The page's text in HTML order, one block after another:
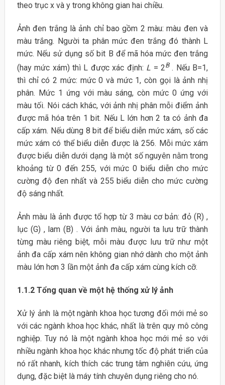
theo trục x và y trong không gian hai chiều.
Ảnh đen trắng là ảnh chỉ bao gồm 2 màu: màu đen và
màu trắng. Người ta phân mức đen trắng đó thành L
mức. Nếu sử dụng số bit B để mã hóa mức đen trắng
(hay mức xám) thì L được xác định: L = 2B. Nếu B=1,
thì chỉ có 2 mức: mức 0 và mức 1, còn gọi là ảnh nhị
phân. Mức 1 ứng với màu sáng, còn mức 0 ứng với
màu tối. Nói cách khác, với ảnh nhị phân mỗi điểm ảnh
được mã hóa trên 1 bit. Nếu L lớn hơn 2 ta có ảnh đa
cấp xám. Nếu dùng 8 bit để biểu diễn mức xám, số các
mức xám có thể biểu diễn được là 256. Mỗi mức xám
được biểu diễn dưới dạng là một số nguyên nằm trong
khoảng từ 0 đến 255, với mức 0 biểu diễn cho mức
cường độ đen nhất và 255 biểu diễn cho mức cường
độ sáng nhất.
Ảnh màu là ảnh được tổ hợp từ 3 màu cơ bản: đỏ (R) ,
lục (G) , lam (B) . Với ảnh màu, người ta lưu trữ thành
từng màu riêng biệt, mỗi màu được lưu trữ như một
ảnh đa cấp xám nên không gian nhớ dành cho một ảnh
màu lớn hơn 3 lần một ảnh đa cấp xám cùng kích cỡ.
1.1.2 Tổng quan về một hệ thống xử lý ảnh
Xử lý ảnh là một ngành khoa học tương đối mới mẻ so
với các ngành khoa học khác, nhất là trên quy mô công
nghiệp. Tuy nó là một ngành khoa học mới mẻ so với
nhiều ngành khoa học khác nhưng tốc độ phát triển của
nó rất nhanh, kích thích các trung tâm nghiên cứu, ứng
dụng, đặc biệt là máy tính chuyên dụng riêng cho nó.